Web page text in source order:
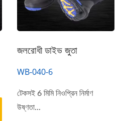
জলরোধী ডাইভ জুতা
WB-040-6
টেকসই 6 মিমি নিওপ্রিন নির্মাণ
উষ্ণতা...